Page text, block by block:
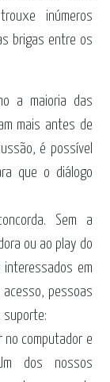
inúmeros
brigas entre os
a maioria das
mais antes de
é possível
que o diálogo
Sem a
ou ao play do
interessados em
pessoas
suporte:
computador e
dos nossos